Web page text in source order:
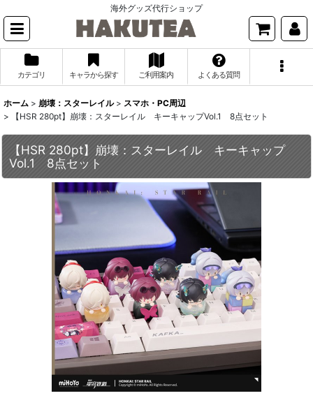
海外グッズ代行ショップ
カテゴリ キャラから探す ご利用案内 よくある質問
ホーム > 崩壊：スターレイル > スマホ・PC周辺
>
【HSR 280pt】崩壊：スターレイル キーキャップVol.1 8点セット
【HSR 280pt】崩壊：スターレイル キーキャップ
Vol.1 8点セット